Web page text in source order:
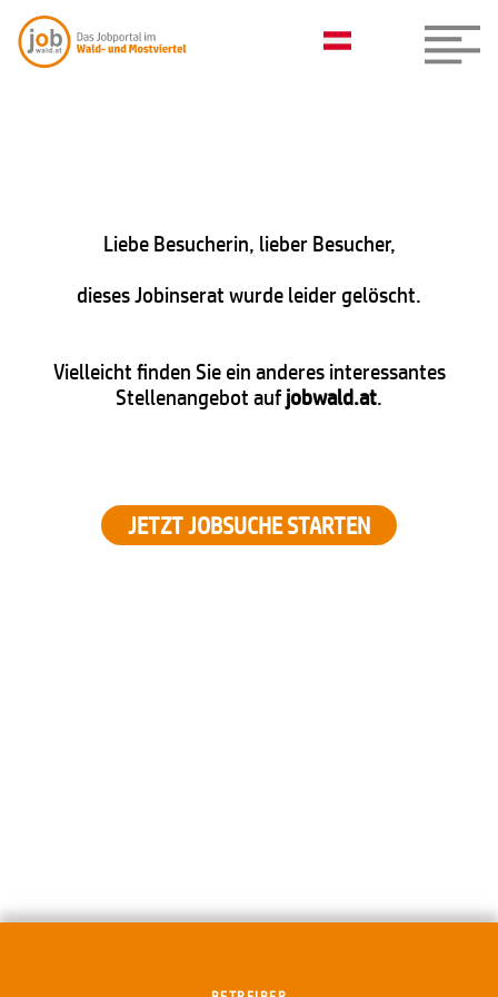
Liebe Besucherin, lieber Besucher,
dieses Jobinserat wurde leider gelöscht.
Vielleicht finden Sie ein anderes interessantes
Stellenangebot aufjobwald.at.
JETZT JOBSUCHE STARTEN